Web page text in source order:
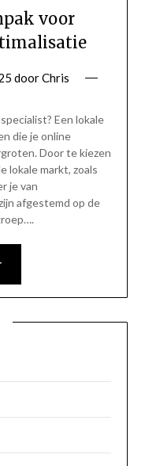
voor
doorChris
Een lokale
die je online
Door te kiezen
lokale markt, zoals
je van
afgestemd op de